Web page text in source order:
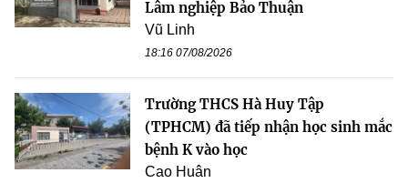
Lâm nghiệp Bảo Thuận
Vũ Linh
18:16 07/08/2026
Trường THCS Hà Huy Tập
(TPHCM) đã tiếp nhận học sinh mắc
bệnh K vào học
Cao Huân